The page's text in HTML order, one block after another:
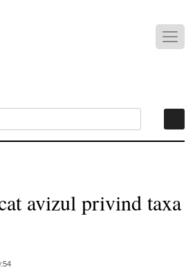
avizul privind taxa